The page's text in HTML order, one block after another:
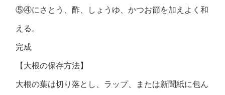
⑤④にさとう、酢、しょうゆ、かつお節を加えよく和
える。
完成
【大根の保存方法】
大根の葉は切り落とし、ラップ、または新聞紙に包ん